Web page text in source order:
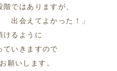
ではありますが、
出会えてよかった！」
けるように
ていきますので
願いします。